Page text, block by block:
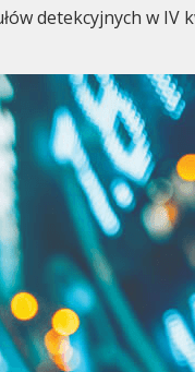
detekcyjnych w IV